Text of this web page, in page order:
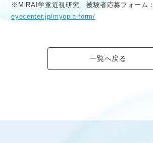
※MiRAI学童近視研究 被験者応募フォーム：
eyecenter.jp/myopia-form/
一覧へ戻る